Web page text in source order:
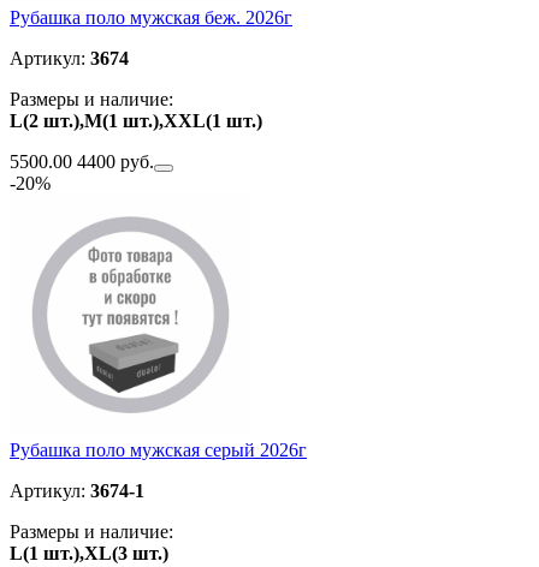
Рубашка поло мужская беж. 2026г
Артикул: 3674
Размеры и наличие:
L(2 шт.),M(1 шт.),ХXL(1 шт.)
5500.00 4400 руб.
-20%
Рубашка поло мужская серый 2026г
Артикул: 3674-1
Размеры и наличие:
L(1 шт.),XL(3 шт.)